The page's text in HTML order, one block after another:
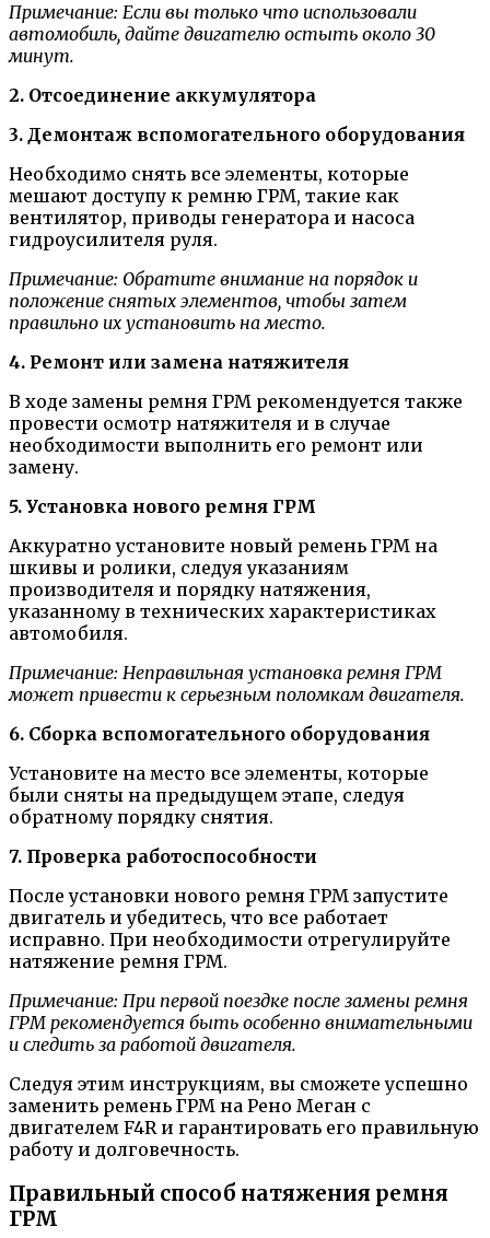
Примечание: Если вы только что использовали
автомобиль, дайте двигателю остыть около 30
минут.
2. Отсоединение аккумулятора
3. Демонтаж вспомогательного оборудования
Необходимо снять все элементы, которые
мешают доступу к ремню ГРМ, такие как
вентилятор, приводы генератора и насоса
гидроусилителя руля.
Примечание: Обратите внимание на порядок и
положение снятых элементов, чтобы затем
правильно их установить на место.
4. Ремонт или замена натяжителя
В ходе замены ремня ГРМ рекомендуется также
провести осмотр натяжителя и в случае
необходимости выполнить его ремонт или
замену.
5. Установка нового ремня ГРМ
Аккуратно установите новый ремень ГРМ на
шкивы и ролики, следуя указаниям
производителя и порядку натяжения,
указанному в технических характеристиках
автомобиля.
Примечание: Неправильная установка ремня ГРМ
может привести к серьезным поломкам двигателя.
6. Сборка вспомогательного оборудования
Установите на место все элементы, которые
были сняты на предыдущем этапе, следуя
обратному порядку снятия.
7. Проверка работоспособности
После установки нового ремня ГРМ запустите
двигатель и убедитесь, что все работает
исправно. При необходимости отрегулируйте
натяжение ремня ГРМ.
Примечание: При первой поездке после замены ремня
ГРМ рекомендуется быть особенно внимательными
и следить за работой двигателя.
Следуя этим инструкциям, вы сможете успешно
заменить ремень ГРМ на Рено Меган с
двигателем F4R и гарантировать его правильную
работу и долговечность.
Правильный способ натяжения ремня
ГРМ